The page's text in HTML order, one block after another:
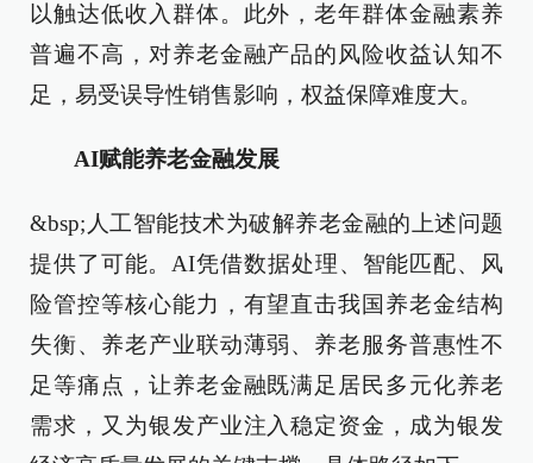
以触达低收入群体。此外，老年群体金融素养
普遍不高，对养老金融产品的风险收益认知不
足，易受误导性销售影响，权益保障难度大。
AI赋能养老金融发展
&bsp;人工智能技术为破解养老金融的上述问题
提供了可能。AI凭借数据处理、智能匹配、风
险管控等核心能力，有望直击我国养老金结构
失衡、养老产业联动薄弱、养老服务普惠性不
足等痛点，让养老金融既满足居民多元化养老
需求，又为银发产业注入稳定资金，成为银发